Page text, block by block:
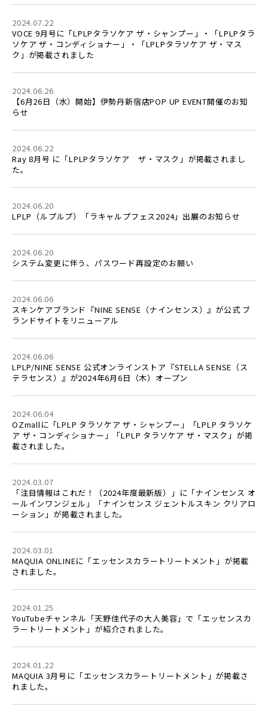
2024.07.22
VOCE 9月号に「LPLPタラソケア ザ・シャンプー」・「LPLPタラ
ソケア ザ・コンディショナー」・「LPLPタラソケア ザ・マス
ク」が掲載されました
2024.06.26
【6月26日（水）開始】伊勢丹新宿店POP UP EVENT開催のお知
らせ
2024.06.22
Ray 8月号 に「LPLPタラソケア ザ・マスク」が掲載されまし
た。
2024.06.20
LPLP（ルプルプ）「ラキャルプフェス2024」出展のお知らせ
2024.06.20
システム変更に伴う、パスワード再設定のお願い
2024.06.06
スキンケアブランド『NINE SENSE（ナインセンス）』が公式 ブ
ランドサイトをリニューアル
2024.06.06
LPLP/NINE SENSE 公式オンラインストア『STELLA SENSE（ス
テラセンス）』が2024年6⽉6⽇（⽊）オープン
2024.06.04
OZmallに「LPLP タラソケア ザ・シャンプー」「LPLP タラソケ
ア ザ・コンディショナー」「LPLP タラソケア ザ・マスク」が掲
載されました。
2024.03.07
「注目情報はこれだ！（2024年度最新版）」に「ナインセンス オ
ールインワンジェル」「ナインセンス ジェントルスキン クリアロ
ーション」が掲載されました。
2024.03.01
MAQUIA ONLINEに「エッセンスカラートリートメント」が掲載
されました。
2024.01.25
YouTubeチャンネル「天野佳代子の大人美容」で「エッセンスカ
ラートリートメント」が紹介されました。
2024.01.22
MAQUIA 3月号に「エッセンスカラートリートメント」が掲載さ
れました。